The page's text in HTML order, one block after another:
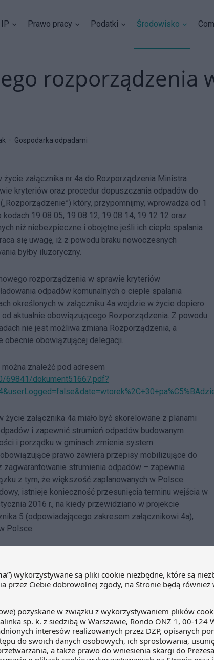
IP Prawo pracy Podatki Środowisko
rozporządzenia
Gospodarka odpadami
załącznika nr 4a do Rozporządzenia Ministra
kryteriów oraz procedur dopuszczania odpadów do
który, przypomnijmy, wprowadza od 1
19 08 05, 19 08 12, 19 08 14, 19 12 12 oraz
niż niebezpieczne i obojętne jeśli ich ciepło spalania
się uwagę, iż z powodu braku nowoczesnych
byłby iluzoryczny.
rozporządzenia w sprawie kryteriów
odpadów komunalnych o cieple spalania
określonych w załączniku 4a wejdzie w życie dopiero
aktualnie obowiązującego Rozporządzenia. Z powodu
nie jest możliwa zmiana Rozporządzenia, a
obecnie obowiązującej delegacji.
znaleźć pod adresem
dokument51667.pdf?
załącznika 4a miało być skorelowane z planami
i zapewnić strumień odpadów budowanym
i porządku w gminach zmienia system
prawo zawiera przepisy mobilizujące do
strumienia odpadów – zapewnia
z tym, że większość zaplanowanych w Polsce
istnieje konieczność przesunięcia terminu wejścia w
2016 r., na kiedy przewidziano w projekcie
5 (odpowiadającego zakresem załącznikowi 4a),
Polsce.
Środowiska pytani na licznych konferencjach
załącznika 4a wielokrotnie wskazywali, że
zgodnie z art. 55 ustawy o odpadach, to minister
procedury dopuszczania odpadów do składowania
wreszcie najwyraźniej doszły do porozumienia w